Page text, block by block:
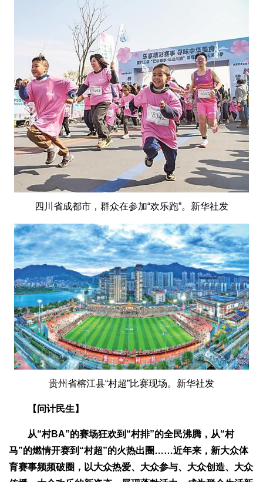
四川省成都市，群众在参加“欢乐跑”。新华社发
贵州省榕江县“村超”比赛现场。新华社发
【问计民生】
从“村BA”的赛场狂欢到“村排”的全民沸腾，从“村
马”的燃情开赛到“村超”的火热出圈……近年来，新大众体
育赛事频频破圈，以大众热爱、大众参与、大众创造、大众